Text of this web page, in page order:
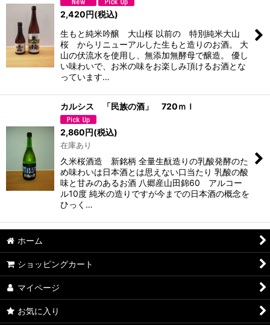
並び順:
絞り込む
2,420円(税込)
生もと純米吟醸 大山桜 以前の 特別純米大山
桜 からリニューアルした生もと造りのお酒。 大
山の伏流水を使用し、無添加無酵母で醸造。 優し
い味わいで、お米の味をお楽しみ頂けるお酒とな
っています…
カルシス 「民族の酒」 720ｍｌ
2,860円(税込)
在庫あり
久米桜酒造 新銘柄 全量生酛造りの乳酸発酵のた
め味わいは日本酒とは思えない口当たり 乳酸の酸
味と甘みのあるお酒 八郷産山田錦60 アルコー
ル10度 純米の造りですが今までの日本酒の概念を
ひっく…
ホーム
ショッピングカート
マイページ
お気に入り